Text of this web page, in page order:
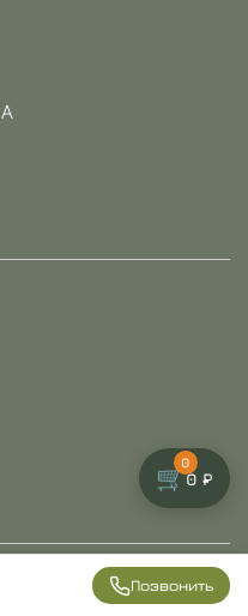
Позвонить
🛒
0
0 ₽